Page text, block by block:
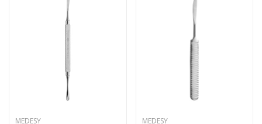
MEDESY
MEDESY